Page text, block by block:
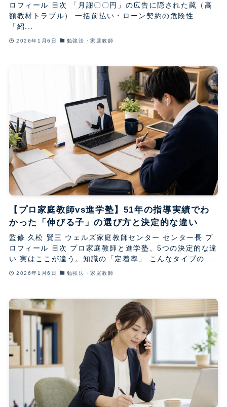
ロフィール 目次 「月謝〇〇円」の広告に隠された罠（高
額教材トラブル） 一括前払い・ローン契約の危険性
「紹...
2026年1月6日 勉強法・家庭教師
【プロ家庭教師vs進学塾】51年の指導実績でわ
かった「伸びる子」の選び方と決定的な違い
監修 久松 賢三 ウェルズ家庭教師センター センター長 プ
ロフィール 目次 プロ家庭教師と進学塾、5つの決定的な違
い 実はここが違う。知識の「定着率」 こんなタイプの...
2026年1月6日 勉強法・家庭教師